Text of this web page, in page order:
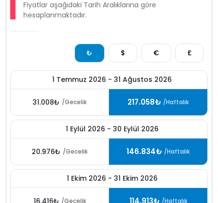
Fiyatlar aşağıdaki Tarih Aralıklarına göre
hesaplanmaktadır.
₺ $ € £
1 Temmuz 2026 - 31 Ağustos 2026
31.008₺ /Gecelik 217.058₺ /Haftalık
1 Eylül 2026 - 30 Eylül 2026
20.976₺ /Gecelik 146.834₺ /Haftalık
1 Ekim 2026 - 31 Ekim 2026
16.416₺ /Gecelik 114.913₺ /Haftalık